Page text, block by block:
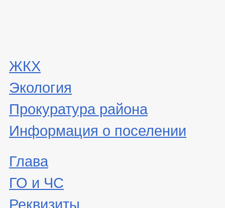
ЖКХ
Экология
Прокуратура района
Информация о поселении
Глава
ГО и ЧС
Реквизиты